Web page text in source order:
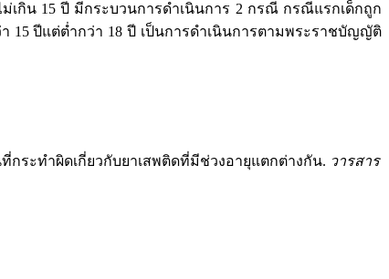
เกิน 15 ปี มีกระบวนการดำเนินการ 2 กรณี กรณีแรกเด็กถูก
15 ปีแต่ต่ำกว่า 18 ปี เป็นการดำเนินการตามพระราชบัญญัติ
กระทำผิดเกี่ยวกับยาเสพติดที่มีช่วงอายุแตกต่างกัน. วารสาร